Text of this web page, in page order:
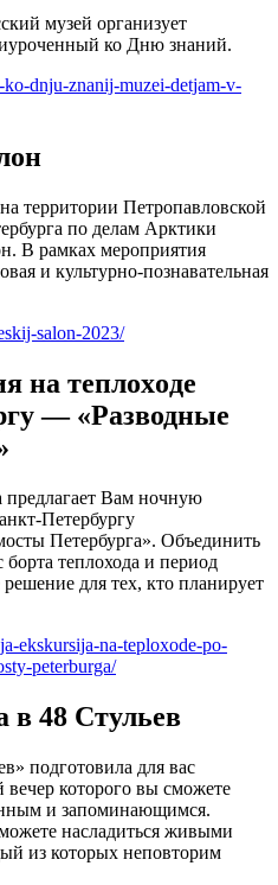
музей организует
ко Дню знаний.
dnju-znanij-muzei-detjam-v-
территории Петропавловской
по делам Арктики
В рамках мероприятия
и культурно-познавательная
salon-2023/
нa тeплoxoдe
— «Разводные
предлагает Вам ночную
Пeтepбуpгу
Петербурга». Объединить
борта теплохода и период
для тех, кто планирует
ekskursija-na-teploxode-po-
peterburga/
в 48 Стульев
подготовила для вас
которого вы сможете
и запоминающимся.
насладиться живыми
из которых неповторим